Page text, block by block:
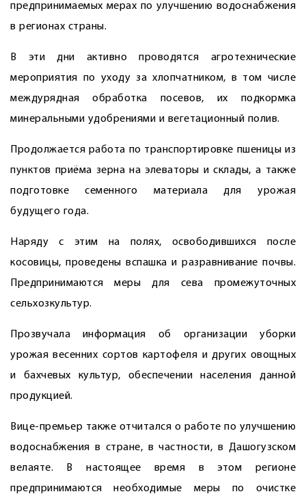
предпринимаемых мерах по улучшению водоснабжения
в регионах страны.
В эти дни активно проводятся агротехнические
мероприятия по уходу за хлопчатником, в том числе
междурядная обработка посевов, их подкормка
минеральными удобрениями и вегетационный полив.
Продолжается работа по транспортировке пшеницы из
пунктов приёма зерна на элеваторы и склады, а также
подготовке семенного материала для урожая
будущего года.
Наряду с этим на полях, освободившихся после
косовицы, проведены вспашка и разравнивание почвы.
Предпринимаются меры для сева промежуточных
сельхозкультур.
Прозвучала информация об организации уборки
урожая весенних сортов картофеля и других овощных
и бахчевых культур, обеспечении населения данной
продукцией.
Вице-премьер также отчитался о работе по улучшению
водоснабжения в стране, в частности, в Дашогузском
велаяте. В настоящее время в этом регионе
предпринимаются необходимые меры по очистке